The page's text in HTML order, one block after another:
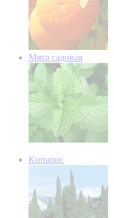
Мята садовая
Кипарис